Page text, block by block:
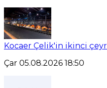
Kocaer Çelik'in ikinci
Çar 05.08.2026 18:50